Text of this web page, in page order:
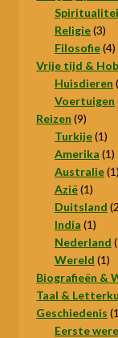
Religie 33
Filosofie 44
Vrije tijd &
Huisdieren
Voertuigen
Reizen 99
Turkije 11
Amerika 11
Australie 11
Azië 11
Duitsland 2
India 11
Nederland
Wereld 11
Biografieën &
Taal &
Geschiedenis
Eerste